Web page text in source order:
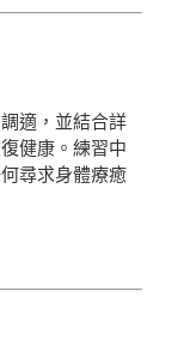
適，並結合詳
健康。練習中
尋求身體療癒